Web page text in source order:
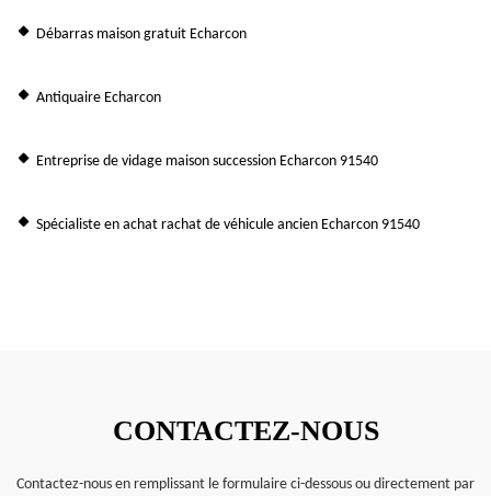
Débarras maison gratuit Echarcon
Antiquaire Echarcon
Entreprise de vidage maison succession Echarcon 91540
Spécialiste en achat rachat de véhicule ancien Echarcon 91540
CONTACTEZ-NOUS
Contactez-nous en remplissant le formulaire ci-dessous ou directement par